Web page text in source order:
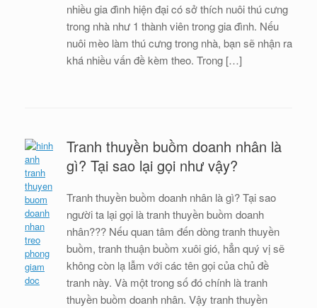
nhiều gia đình hiện đại có sở thích nuôi thú cưng
trong nhà như 1 thành viên trong gia đình. Nếu
nuôi mèo làm thú cưng trong nhà, bạn sẽ nhận ra
khá nhiều vấn đề kèm theo. Trong […]
Tranh thuyền buồm doanh nhân là
gì? Tại sao lại gọi như vậy?
Tranh thuyền buồm doanh nhân là gì? Tại sao
người ta lại gọi là tranh thuyền buồm doanh
nhân??? Nếu quan tâm đến dòng tranh thuyền
buồm, tranh thuận buồm xuôi gió, hẳn quý vị sẽ
không còn lạ lẫm với các tên gọi của chủ đề
tranh này. Và một trong số đó chính là tranh
thuyền buồm doanh nhân. Vậy tranh thuyền